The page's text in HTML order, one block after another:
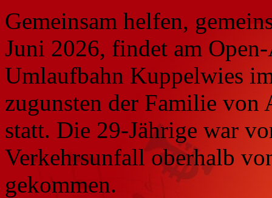
Gemeinsam helfen,
Juni 2026, findet am
Umlaufbahn Kuppelwies
zugunsten der Familie von
statt. Die 29-Jährige war
Verkehrsunfall oberhalb
gekommen.